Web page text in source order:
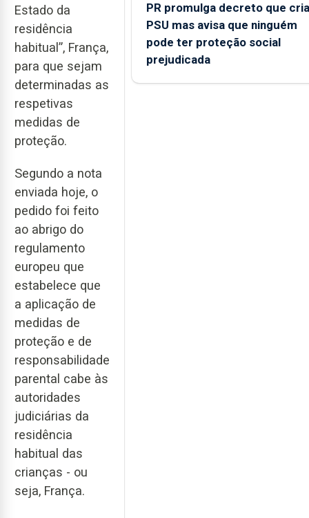
Estado da
residência
habitual”, França,
para que sejam
determinadas as
respetivas
medidas de
proteção.
Segundo a nota
enviada hoje, o
pedido foi feito
ao abrigo do
regulamento
europeu que
estabelece que
a aplicação de
medidas de
proteção e de
responsabilidade
parental cabe às
autoridades
judiciárias da
residência
habitual das
crianças - ou
seja, França.
PR promulga decreto que cria
PSU mas avisa que ninguém
pode ter proteção social
prejudicada